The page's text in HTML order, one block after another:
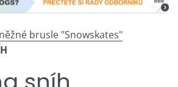
brusle "Snowskates"